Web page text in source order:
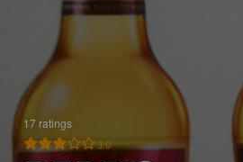
17 ratings
3.0